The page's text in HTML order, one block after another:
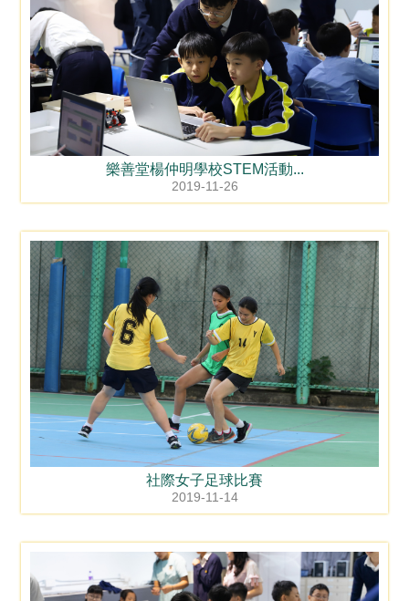
樂善堂楊仲明學校STEM活動...
2019-11-26
社際女子足球比賽
2019-11-14